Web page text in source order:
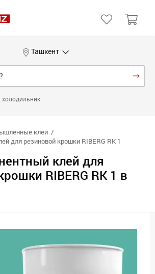
Ташкент
холодильник
клеи
для резиновой крошки RIBERG RK 1
клей для
RIBERG RK 1 в